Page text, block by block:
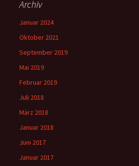
Archiv
Januar 2024
Oktober 2021
September 2019
Mai 2019
Februar 2019
Juli 2018
März 2018
Januar 2018
Juni 2017
Januar 2017